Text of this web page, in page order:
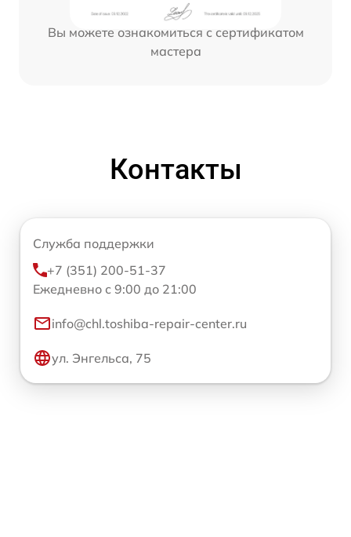
Вы можете ознакомиться с сертификатом
мастера
Контакты
Служба поддержки
+7 (351) 200-51-37
Ежедневно с 9:00 до 21:00
info@chl.toshiba-repair-center.ru
ул. Энгельса, 75